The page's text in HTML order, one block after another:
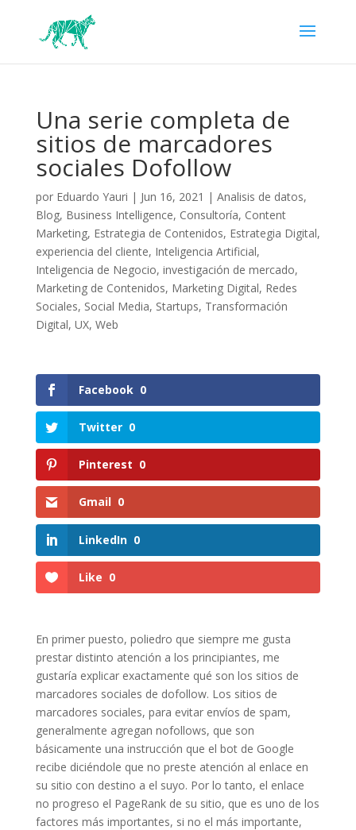
Una serie completa de
sitios de marcadores
sociales Dofollow
por Eduardo Yauri | Jun 16, 2021 | Analisis de datos,
Blog, Business Intelligence, Consultoría, Content
Marketing, Estrategia de Contenidos, Estrategia Digital,
experiencia del cliente, Inteligencia Artificial,
Inteligencia de Negocio, investigación de mercado,
Marketing de Contenidos, Marketing Digital, Redes
Sociales, Social Media, Startups, Transformación
Digital, UX, Web
Facebook 0
Twitter 0
Pinterest 0
Gmail 0
LinkedIn 0
Like 0
En primer puesto, poliedro que siempre me gusta
prestar distinto atención a los principiantes, me
gustaría explicar exactamente qué son los sitios de
marcadores sociales de dofollow. Los sitios de
marcadores sociales, para evitar envíos de spam,
generalmente agregan nofollows, que son
básicamente una instrucción que el bot de Google
recibe diciéndole que no preste atención al enlace en
su sitio con destino a el suyo. Por lo tanto, el enlace
no progreso el PageRank de su sitio, que es uno de los
factores más importantes, si no el más importante,